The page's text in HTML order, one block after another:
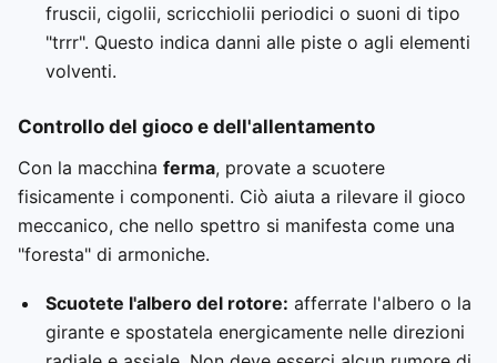
fruscii, cigolii, scricchiolii periodici o suoni di tipo
"trrr". Questo indica danni alle piste o agli elementi
volventi.
Controllo del gioco e dell'allentamento
Con la macchina ferma, provate a scuotere
fisicamente i componenti. Ciò aiuta a rilevare il gioco
meccanico, che nello spettro si manifesta come una
"foresta" di armoniche.
Scuotete l'albero del rotore: afferrate l'albero o la
girante e spostatela energicamente nelle direzioni